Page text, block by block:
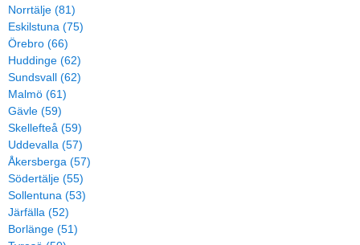
Norrtälje (81)
Eskilstuna (75)
Örebro (66)
Huddinge (62)
Sundsvall (62)
Malmö (61)
Gävle (59)
Skellefteå (59)
Uddevalla (57)
Åkersberga (57)
Södertälje (55)
Sollentuna (53)
Järfälla (52)
Borlänge (51)